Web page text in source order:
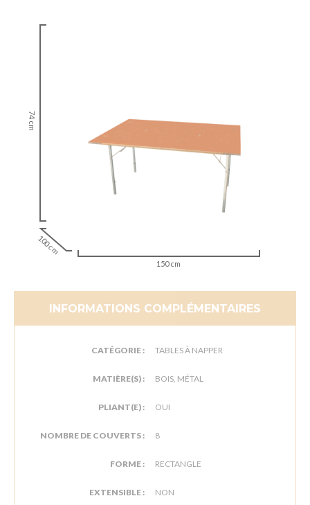
74 cm
100 cm
150 cm
INFORMATIONS COMPLÉMENTAIRES
CATÉGORIE : TABLES À NAPPER
MATIÈRE(S) : BOIS, MÉTAL
PLIANT(E) : OUI
NOMBRE DE COUVERTS : 8
FORME : RECTANGLE
EXTENSIBLE : NON